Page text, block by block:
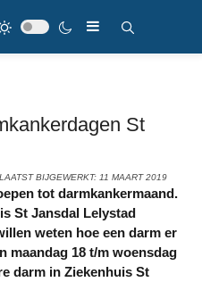
St
LAATST BIJGEWERKT: 11 MAART 2019
St Jansdal Lelystad
weten hoe een darm er
maandag 18 t/m woensdag
darm in Ziekenhuis St